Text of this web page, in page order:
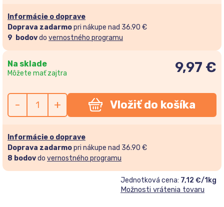
Informácie o doprave
Doprava zadarmopri nákupe nad 36.90 €
9 bodovdo vernostného programu
Na sklade
Môžete mať zajtra 9,97 €
- + Vložiť do košíka
Informácie o doprave
Doprava zadarmopri nákupe nad 36.90 €
8 bodovdo vernostného programu
Jednotková cena: 7,12 €/1kg
Možnosti vrátenia tovaru